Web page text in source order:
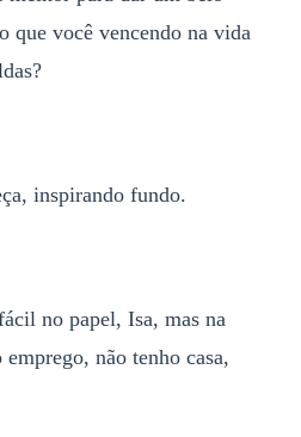
que você vencendo na vida
inspirando fundo.
no papel, Isa, mas na
não tenho casa,